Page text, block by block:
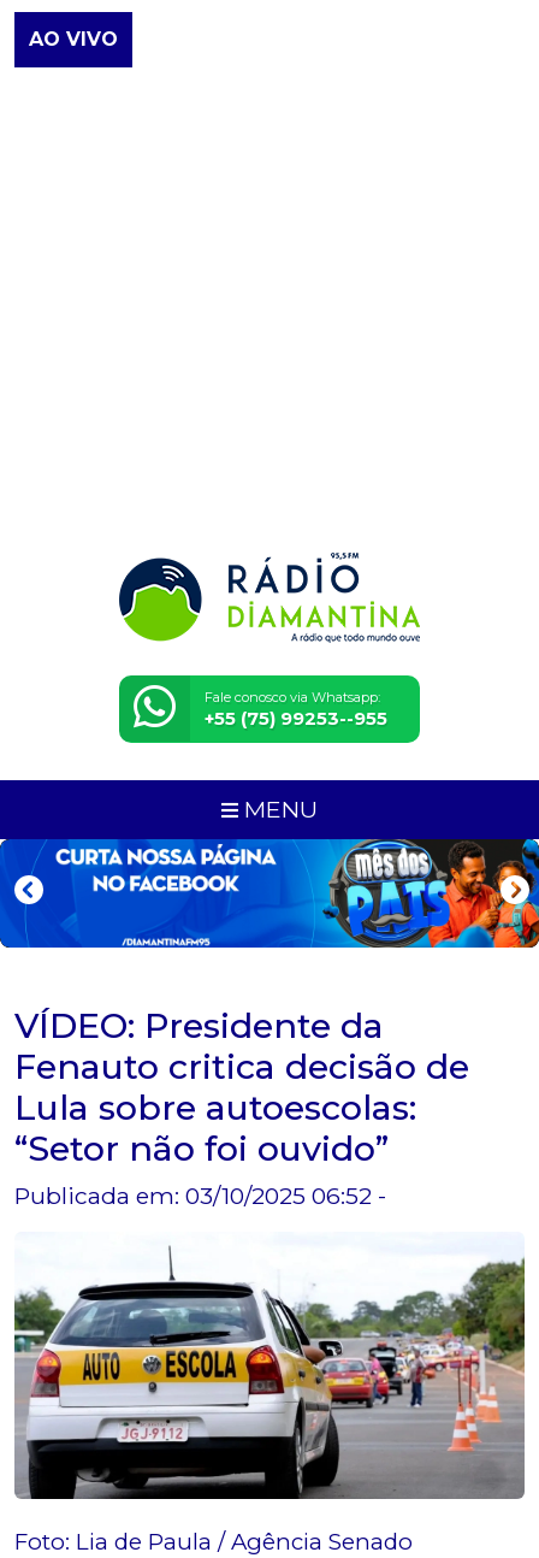
AO VIVO
Fale conosco via Whatsapp:
+55 (75) 99253--955
MENU
VÍDEO: Presidente da
Fenauto critica decisão de
Lula sobre autoescolas:
“Setor não foi ouvido”
Publicada em: 03/10/2025 06:52 -
Foto: Lia de Paula / Agência Senado